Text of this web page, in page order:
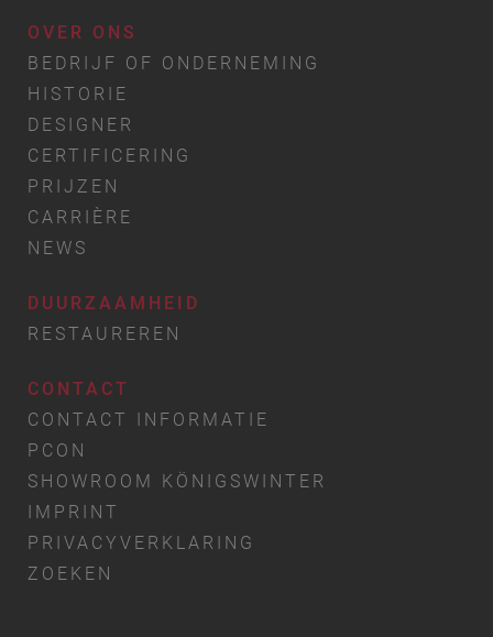
OVER ONS
BEDRIJF OF ONDERNEMING
HISTORIE
DESIGNER
CERTIFICERING
PRIJZEN
CARRIÈRE
NEWS
DUURZAAMHEID
RESTAUREREN
CONTACT
CONTACT INFORMATIE
PCON
SHOWROOM KÖNIGSWINTER
IMPRINT
PRIVACYVERKLARING
ZOEKEN